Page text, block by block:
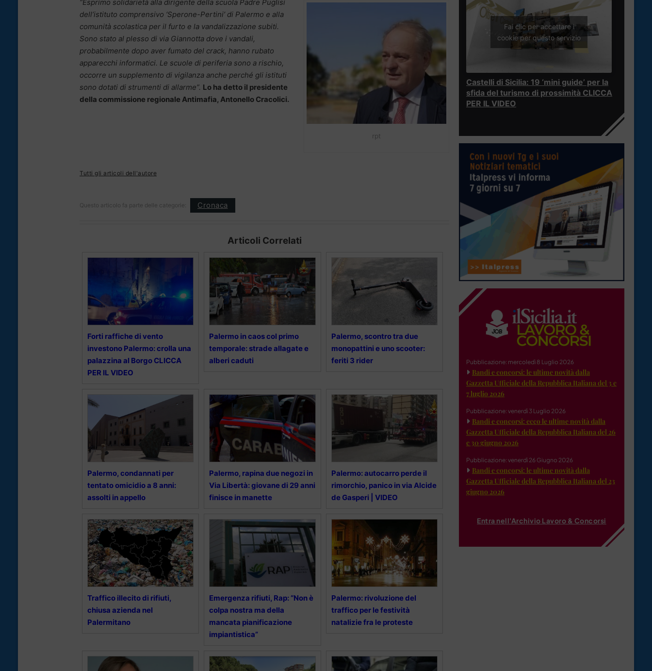
rpt
“Esprimo solidarietà alla dirigente della scuola Padre Puglisi
dell’istituto comprensivo ‘Sperone-Pertini’ di Palermo e alla
comunità scolastica per il furto e la vandalizzazione subiti.
Sono stato al plesso di via Giannotta dove i vandali,
probabilmente dopo aver fumato del crack, hanno rubato
apparecchi informatici. Le scuole di periferia sono a rischio,
occorre un supplemento di vigilanza anche perché gli istituti
sono dotati di strumenti di allarme”. Lo ha detto il presidente
della commissione regionale Antimafia, Antonello Cracolici.
Tutti gli articoli dell'autore
Questo articolo fa parte delle categorie: Cronaca
Articoli Correlati
Forti raffiche di vento
investono Palermo: crolla una
palazzina al Borgo CLICCA
PER IL VIDEO
Palermo in caos col primo
temporale: strade allagate e
alberi caduti
Palermo, scontro tra due
monopattini e uno scooter:
feriti 3 rider
Palermo, condannati per
tentato omicidio a 8 anni:
assolti in appello
Palermo, rapina due negozi in
Via Libertà: giovane di 29 anni
finisce in manette
Palermo: autocarro perde il
rimorchio, panico in via Alcide
de Gasperi | VIDEO
Traffico illecito di rifiuti,
chiusa azienda nel
Palermitano
Emergenza rifiuti, Rap: “Non è
colpa nostra ma della
mancata pianificazione
impiantistica”
Palermo: rivoluzione del
traffico per le festività
natalizie fra le proteste
Fai clic per accettare i
cookie per questo servizio
Castelli di Sicilia: 19 ‘mini guide’ per la
sfida del turismo di prossimità CLICCA
PER IL VIDEO
Pubblicazione: mercoledì 8 Luglio 2026
Bandi e concorsi: le ultime novità dalla
Gazzetta Ufficiale della Repubblica Italiana del 3 e
7 luglio 2026
Pubblicazione: venerdì 3 Luglio 2026
Bandi e concorsi: ecco le ultime novità dalla
Gazzetta Ufficiale della Repubblica Italiana del 26
e 30 giugno 2026
Pubblicazione: venerdì 26 Giugno 2026
Bandi e concorsi: le ultime novità dalla
Gazzetta Ufficiale della Repubblica Italiana del 23
giugno 2026
Entra nell'Archivio Lavoro & Concorsi